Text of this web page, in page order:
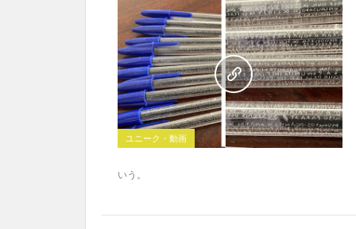
ユニーク・動画
いう。